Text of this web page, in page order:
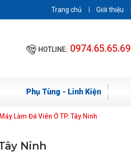
Trang chủ Giới thiệu
HOTLINE: 0974.65.65.69
Phụ Tùng - Linh Kiện
Làm Đá Viên Ở TP. Tây Ninh
Ninh